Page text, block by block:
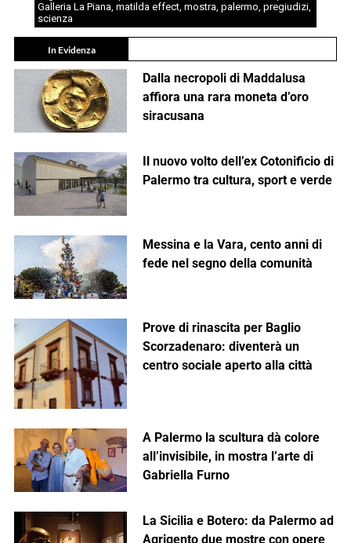
Galleria La Piana, matilda effect, mostra, palermo, pregiudizi,
scienza
In Evidenza
Dalla necropoli di Maddalusa
affiora una rara moneta d’oro
siracusana
Il nuovo volto dell’ex Cotonificio di
Palermo tra cultura, sport e verde
Messina e la Vara, cento anni di
fede nel segno della comunità
Prove di rinascita per Baglio
Scorzadenaro: diventerà un
centro sociale aperto alla città
A Palermo la scultura dà colore
all’invisibile, in mostra l’arte di
Gabriella Furno
La Sicilia e Botero: da Palermo ad
Agrigento due mostre con opere